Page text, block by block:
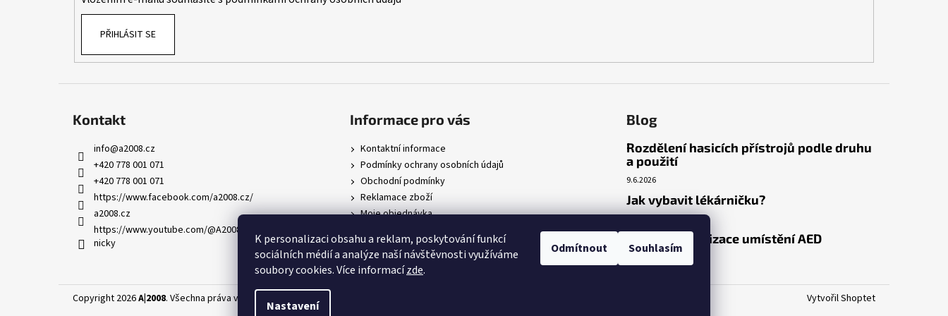
K personalizaci obsahu a reklam, poskytování funkcí
sociálních médií a analýze naší návštěvnosti využíváme
soubory cookies. Více informacízde.
Nastavení
Odmítnout Souhlasím
PŘIHLÁSIT SE
Kontakt
info@a2008.cz
+420 778 001 071
+420 778 001 071
https://www.facebook.com/a2008.cz/
a2008.cz
https://www.youtube.com/@A2008-AED-skoleni-lekar
nicky
Informace pro vás
Kontaktní informace
Podmínky ochrany osobních údajů
Obchodní podmínky
Reklamace zboží
Moje objednávka
Blog
Rozdělení hasicích přístrojů podle druhu
a použití
9.6.2026
Jak vybavit lékárničku?
Venkovní realizace umístění AED
Vytvořil Shoptet
Copyright 2026A|2008. Všechna práva vyhrazena. Upravit nastavení cookies